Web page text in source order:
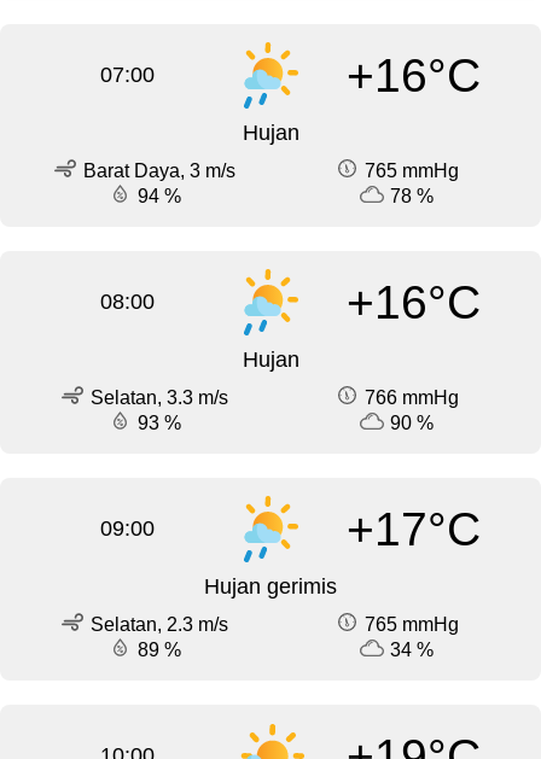
07:00 +16°C
Hujan
Barat Daya, 3 m/s
765 mmHg
94 %
78 %
08:00 +16°C
Hujan
Selatan, 3.3 m/s
766 mmHg
93 %
90 %
09:00 +17°C
Hujan gerimis
Selatan, 2.3 m/s
765 mmHg
89 %
34 %